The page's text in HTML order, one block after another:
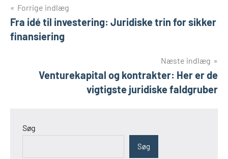
Indlægsnavigation
Forrige indlæg
Fra idé til investering: Juridiske trin for sikker
finansiering
Næste indlæg
Venturekapital og kontrakter: Her er de
vigtigste juridiske faldgruber
Søg
Søg